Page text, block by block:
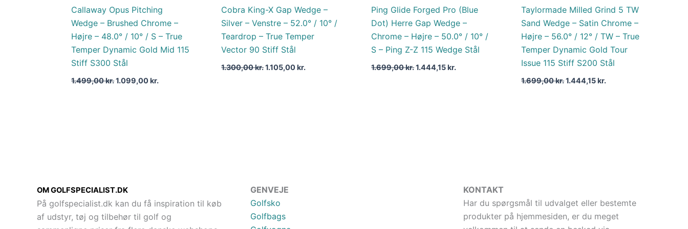
Callaway Opus Pitching
Wedge – Brushed Chrome –
Højre – 48.0° / 10° / S – True
Temper Dynamic Gold Mid 115
Stiff S300 Stål
1.499,00kr.1.099,00kr.
Cobra King-X Gap Wedge –
Silver – Venstre – 52.0° / 10° /
Teardrop – True Temper
Vector 90 Stiff Stål
1.300,00kr.1.105,00kr.
Ping Glide Forged Pro (Blue
Dot) Herre Gap Wedge –
Chrome – Højre – 50.0° / 10° /
S – Ping Z-Z 115 Wedge Stål
1.699,00kr.1.444,15kr.
Taylormade Milled Grind 5 TW
Sand Wedge – Satin Chrome –
Højre – 56.0° / 12° / TW – True
Temper Dynamic Gold Tour
Issue 115 Stiff S200 Stål
1.699,00kr.1.444,15kr.
OM GOLFSPECIALIST.DK
På golfspecialist.dk kan du få inspiration til køb
af udstyr, tøj og tilbehør til golf og
GENVEJE
Golfsko
Golfbags
KONTAKT
Har du spørgsmål til udvalget eller bestemte
produkter på hjemmesiden, er du meget